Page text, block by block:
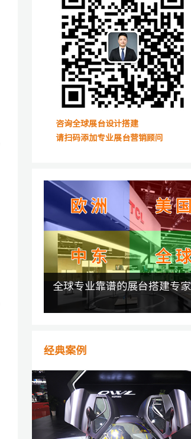
咨询全球展台设计搭建
请扫码添加专业展台营销顾问
全球专业靠谱的展台搭建专家
经典案例